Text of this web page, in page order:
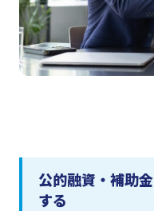
公的融資・補助
する